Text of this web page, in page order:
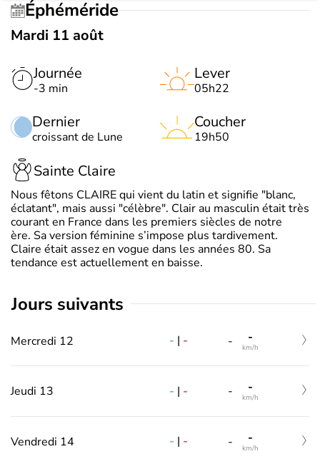
Éphéméride
Mardi 11 août
Journée
-3 min
Dernier
croissant de Lune
Lever
05h22
Coucher
19h50
Sainte Claire
Nous fêtons CLAIRE qui vient du latin et signifie "blanc,
éclatant", mais aussi "célèbre". Clair au masculin était très
courant en France dans les premiers siècles de notre
ère. Sa version féminine s’impose plus tardivement.
Claire était assez en vogue dans les années 80. Sa
tendance est actuellement en baisse.
jours suivants
Mercredi 12 - | - - -
km/h
Jeudi 13 - | - - -
km/h
Vendredi 14 - | - - -
km/h